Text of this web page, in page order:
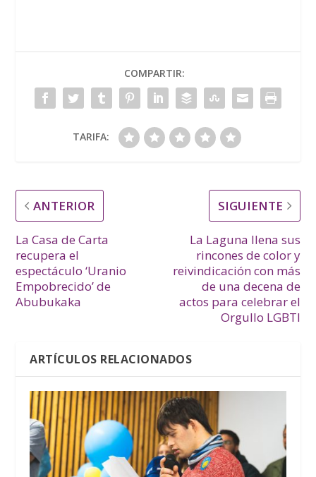
COMPARTIR:
TARIFA:
ANTERIOR
La Casa de Carta
recupera el
espectáculo ‘Uranio
Empobrecido’ de
Abubukaka
SIGUIENTE
La Laguna llena sus
rincones de color y
reivindicación con más
de una decena de
actos para celebrar el
Orgullo LGBTI
ARTÍCULOS RELACIONADOS